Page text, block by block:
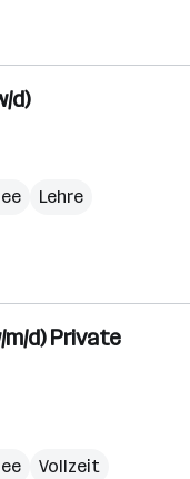
d)
Lehre
d) Private
Vollzeit